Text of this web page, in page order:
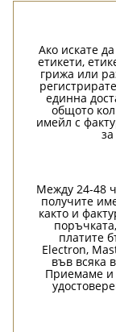
Ако искате
етикети,
грижа или
единна
общото
имейл с
Между 24-48
получите
както и
платите
Electron,
във всяка
Приемаме и